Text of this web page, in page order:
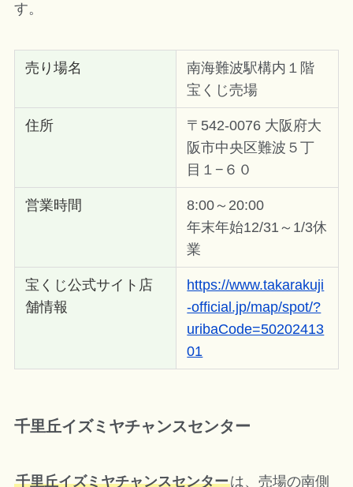
す。
売り場名
南海難波駅構内１階
宝くじ売場
住所
〒542-0076 大阪府大
阪市中央区難波５丁
目１−６０
営業時間
8:00～20:00
年末年始12/31～1/3休
業
宝くじ公式サイト店
舗情報
https://www.takarakuji
-official.jp/map/spot/?
uribaCode=50202413
01
千里丘イズミヤチャンスセンター
千里丘イズミヤチャンスセンターは、売場の南側